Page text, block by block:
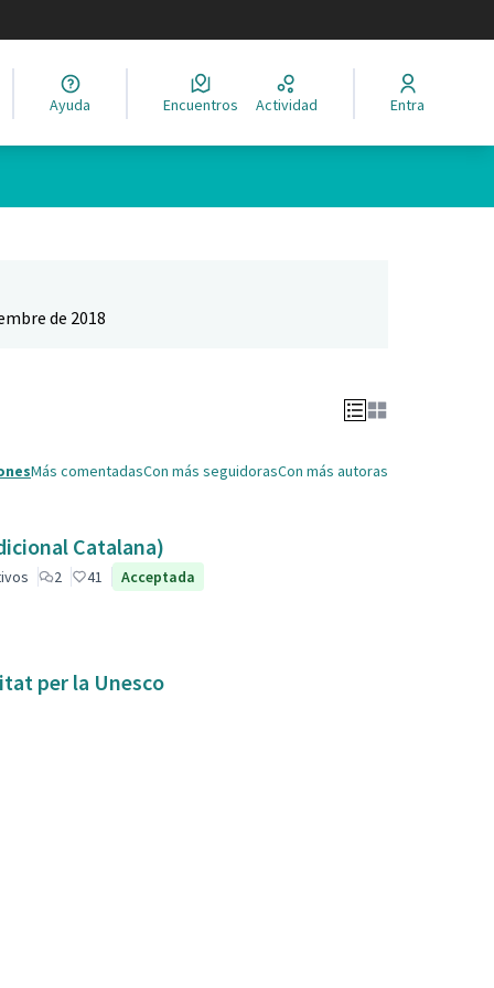
el idioma
Ayuda Encuentros Actividad Entra
de 2018
Más comentadasCon más seguidorasCon más autoras
Catalana)
2 41 Acceptada
per la Unesco